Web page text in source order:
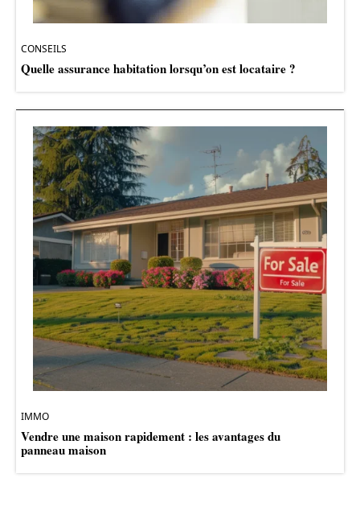
CONSEILS
Quelle assurance habitation lorsqu’on est locataire ?
IMMO
Vendre une maison rapidement : les avantages du
panneau maison